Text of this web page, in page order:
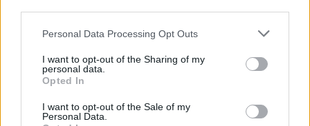
Please note that this website/app uses one or more Google
not limited to your visit or usage behaviour. You may click to
grant or deny consent to Google and its third-party tags to
use your data for below specified purposes in below Google
consent section.
Personal Data Processing Opt Outs
I want to opt-out of the Sharing of my
personal data.
Opted In
I want to opt-out of the Sale of my
Personal Data.
Miért nem fogod elolvasni ezt a